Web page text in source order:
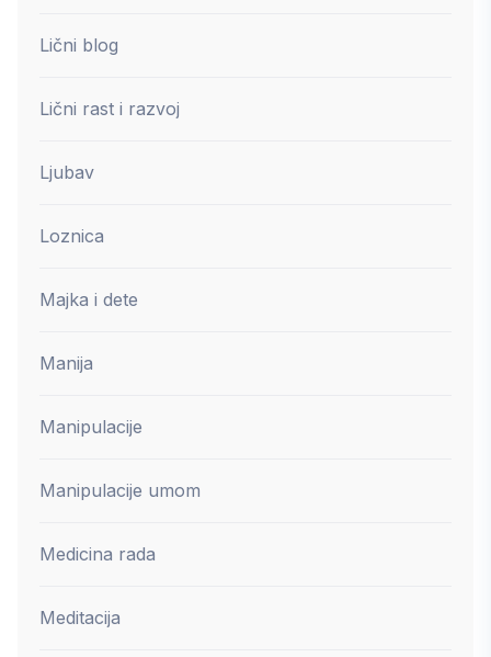
Lični blog
Lični rast i razvoj
Ljubav
Loznica
Majka i dete
Manija
Manipulacije
Manipulacije umom
Medicina rada
Meditacija